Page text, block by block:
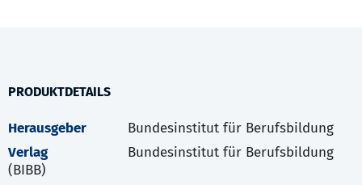
PRODUKTDETAILS
Herausgeber
Bundesinstitut für Berufsbildung
Verlag
Bundesinstitut für Berufsbildung
(BIBB)